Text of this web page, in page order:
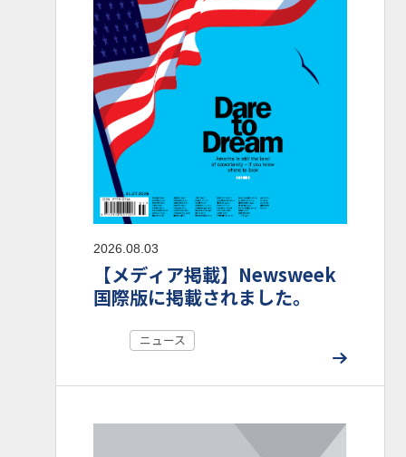
2026.08.03
【メディア掲載】Newsweek
国際版に掲載されました。
ニュース